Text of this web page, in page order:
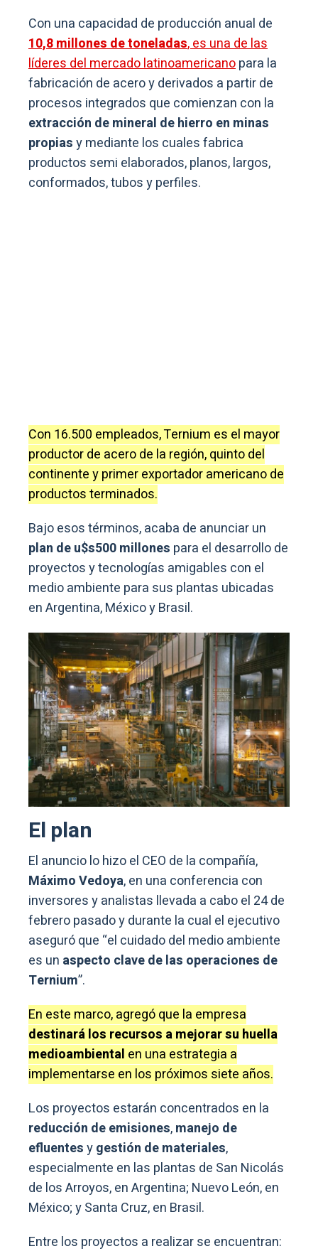
Con una capacidad de producción anual de
10,8 millones de toneladas, es una de las
líderes del mercado latinoamericanopara la
fabricación de acero y derivados a partir de
procesos integrados que comienzan con la
extracción de mineral de hierro en minas
propiasy mediante los cuales fabrica
productos semi elaborados, planos, largos,
conformados, tubos y perfiles.
Con 16.500 empleados, Ternium es el mayor
productor de acero de la región, quinto del
continente y primer exportador americano de
productos terminados.
Bajo esos términos, acaba de anunciar un
plan de u$s500 millones para el desarrollo de
proyectos y tecnologías amigables con el
medio ambiente para sus plantas ubicadas
en Argentina, México y Brasil.
El plan
El anuncio lo hizo el CEO de la compañía,
Máximo Vedoya, en una conferencia con
inversores y analistas llevada a cabo el 24 de
febrero pasado y durante la cual el ejecutivo
aseguró que “el cuidado del medio ambiente
es un aspecto clave de las operaciones de
Ternium”.
En este marco, agregó que la empresa
destinará los recursos a mejorar su huella
medioambiental en una estrategia a
implementarse en los próximos siete años.
Los proyectos estarán concentrados en la
reducción de emisiones,manejo de
efluentesygestión de materiales,
especialmente en las plantas de San Nicolás
de los Arroyos, en Argentina; Nuevo León, en
México; y Santa Cruz, en Brasil.
Entre los proyectos a realizar se encuentran: